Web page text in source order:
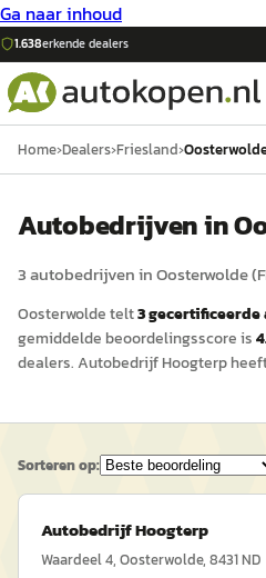
Ga naar inhoud
1.638erkende dealers
Home›Dealers›Friesland›
Autobedrijven in
3autobedrijven inOosterwolde(
Oosterwoldetelt3gecertificeerde
gemiddelde beoordelingsscore is
dealers.Autobedrijf Hoogterp
Sorteren op:
Autobedrijf Hoogterp
Waardeel 4, Oosterwolde, 8431 ND